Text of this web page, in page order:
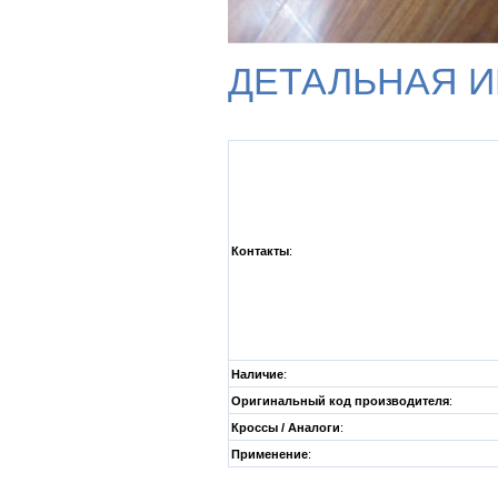
ДЕТАЛЬНАЯ
Контакты:
Наличие:
Оригинальный код производителя:
Кроссы / Аналоги:
Применение: